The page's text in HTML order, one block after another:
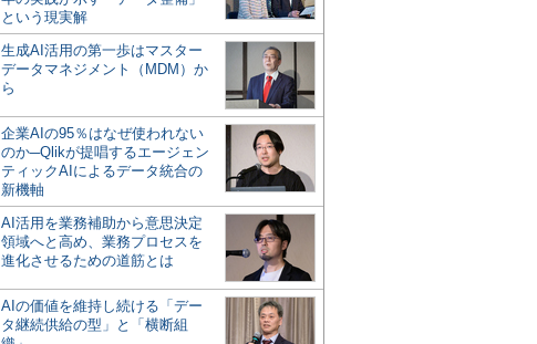
という現実解
生成AI活用の第一歩はマスター
データマネジメント（MDM）か
ら
企業AIの95％はなぜ使われない
のか─Qlikが提唱するエージェン
ティックAIによるデータ統合の
新機軸
AI活用を業務補助から意思決定
領域へと高め、業務プロセスを
進化させるための道筋とは
AIの価値を維持し続ける「デー
タ継続供給の型」と「横断組